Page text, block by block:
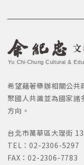
Yu Chi-Chung Cultural &
希望藉著舉辦相關公共
聚國人共識並為國家諸
方向。
台北市萬華區大理街
TEL：02-2306-5297
FAX：02-2306-7783